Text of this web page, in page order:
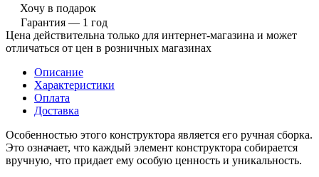
Хочу в подарок
Гарантия — 1 год
Цена действительна только для интернет-магазина и может
отличаться от цен в розничных магазинах
Описание
Характеристики
Оплата
Доставка
Особенностью этого конструктора является его ручная сборка.
Это означает, что каждый элемент конструктора собирается
вручную, что придает ему особую ценность и уникальность.